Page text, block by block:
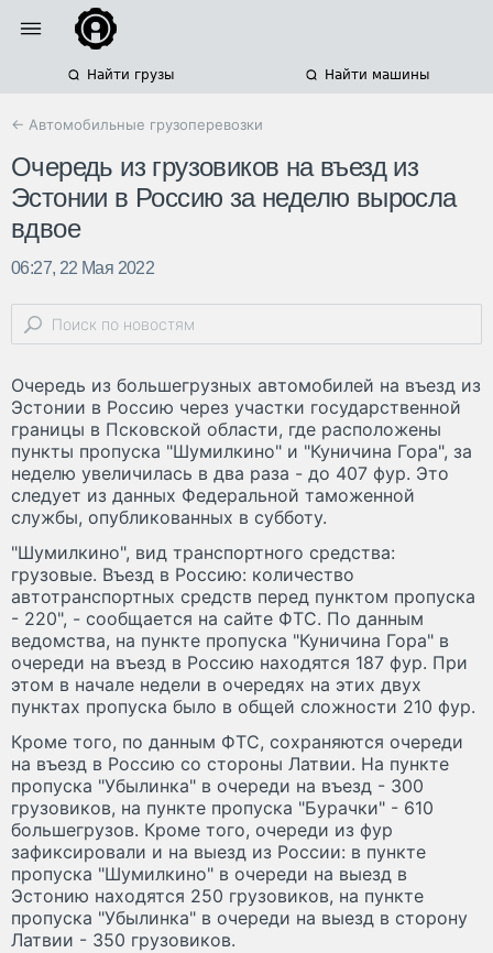
Найти грузы Найти машины
← Автомобильные грузоперевозки
Очередь из грузовиков на въезд из
Эстонии в Россию за неделю выросла
вдвое
06:27, 22 Мая 2022
Очередь из большегрузных автомобилей на въезд из
Эстонии в Россию через участки государственной
границы в Псковской области, где расположены
пункты пропуска "Шумилкино" и "Куничина Гора", за
неделю увеличилась в два раза - до 407 фур. Это
следует из данных Федеральной таможенной
службы, опубликованных в субботу.
"Шумилкино", вид транспортного средства:
грузовые. Въезд в Россию: количество
автотранспортных средств перед пунктом пропуска
- 220", - сообщается на сайте ФТС. По данным
ведомства, на пункте пропуска "Куничина Гора" в
очереди на въезд в Россию находятся 187 фур. При
этом в начале недели в очередях на этих двух
пунктах пропуска было в общей сложности 210 фур.
Кроме того, по данным ФТС, сохраняются очереди
на въезд в Россию со стороны Латвии. На пункте
пропуска "Убылинка" в очереди на въезд - 300
грузовиков, на пункте пропуска "Бурачки" - 610
большегрузов. Кроме того, очереди из фур
зафиксировали и на выезд из России: в пункте
пропуска "Шумилкино" в очереди на выезд в
Эстонию находятся 250 грузовиков, на пункте
пропуска "Убылинка" в очереди на выезд в сторону
Латвии - 350 грузовиков.